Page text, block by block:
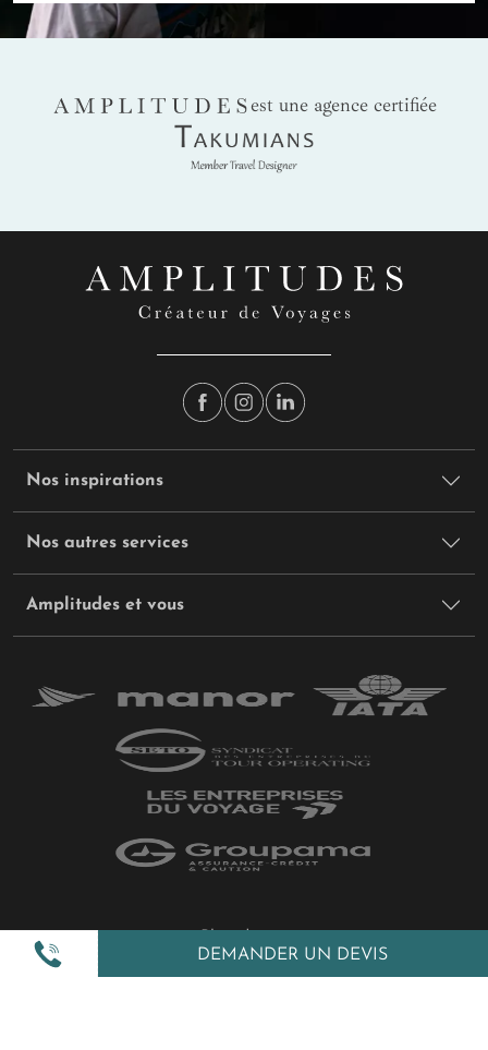
DEMANDER UN DEVIS
AMPLITUDES
est une agence certifiée
Takumians
Nos inspirations
Nos autres services
Amplitudes et vous
Politique de confidentialité